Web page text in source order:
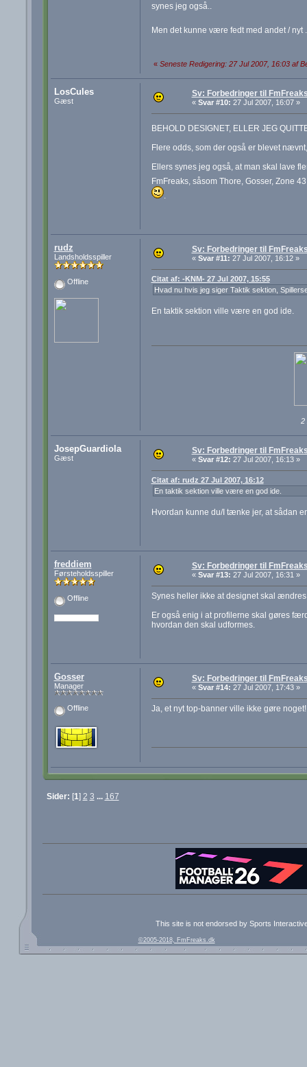
synes jeg også..
Men det kunne være fedt med andet /
« Seneste Redigering: 27 Jul 2007, 16:03 af
LosCules
Gæst
Sv: Forbedringer til
« Svar #10: 27 Jul 2007, 16:07 »
BEHOLD DESIGNET, ELLER JEG
Flere odds, som der også er blevet
Ellers synes jeg også, at man skal lave
FmFreaks, såsom Thore, Gosser, Zone
.
rudz
Landsholdsspiller
Offline
Sv: Forbedringer til
« Svar #11: 27 Jul 2007, 16:12 »
Citat af: -KNM- 27 Jul 2007, 15:55
Hvad nu hvis jeg siger Taktik sektion,
En taktik sektion ville være en god ide.
2
JosepGuardiola
Gæst
Sv: Forbedringer til
« Svar #12: 27 Jul 2007, 16:13 »
Citat af: rudz 27 Jul 2007, 16:12
En taktik sektion ville være en god ide.
Hvordan kunne du/I tænke jer, at sådan
freddiem
Førsteholdsspiller
Offline
Sv: Forbedringer til
« Svar #13: 27 Jul 2007, 16:31 »
Synes heller ikke at designet skal
Er også enig i at profilerne skal gøres
hvordan den skal udformes.
Gosser
Manager
Offline
Sv: Forbedringer til
« Svar #14: 27 Jul 2007, 17:43 »
Ja, et nyt top-banner ville ikke gøre noget!
Sider: [1] 2 3 ... 167
This site is not endorsed by Sports
©2005-2018, FmFreaks.dk